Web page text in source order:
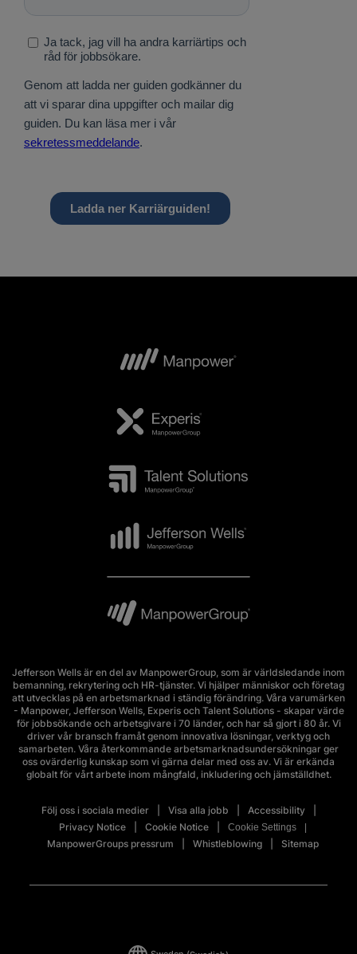
Jefferson Wells är en del av ManpowerGroup, som är världsledande inom
bemanning, rekrytering och HR-tjänster. Vi hjälper människor och företag
att utvecklas på en arbetsmarknad i ständig förändring. Våra varumärken
- Manpower, Jefferson Wells, Experis och Talent Solutions - skapar värde
för jobbsökande och arbetsgivare i 70 länder, och har så gjort i 80 år. Vi
driver vår bransch framåt genom innovativa lösningar, verktyg och
samarbeten. Våra återkommande arbetsmarknadsundersökningar ger
oss ovärderlig kunskap som vi gärna delar med oss av. Vi är erkända
globalt för vårt arbete inom mångfald, inkludering och jämställdhet.
Följ oss i sociala medier Visa alla jobb
Accessibility
Privacy Notice
Cookie Notice Cookie Settings
ManpowerGroups pressrum Whistleblowing Sitemap